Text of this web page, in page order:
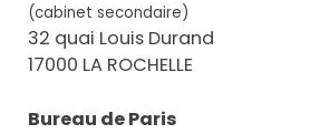
(cabinet secondaire)
32 quai Louis Durand
17000 LA ROCHELLE
Bureau de Paris